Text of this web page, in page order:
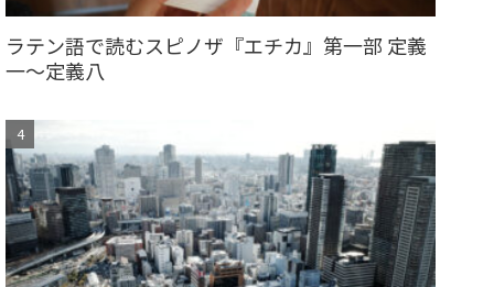
ラテン語で読むスピノザ『エチカ』第一部 定義
一〜定義八